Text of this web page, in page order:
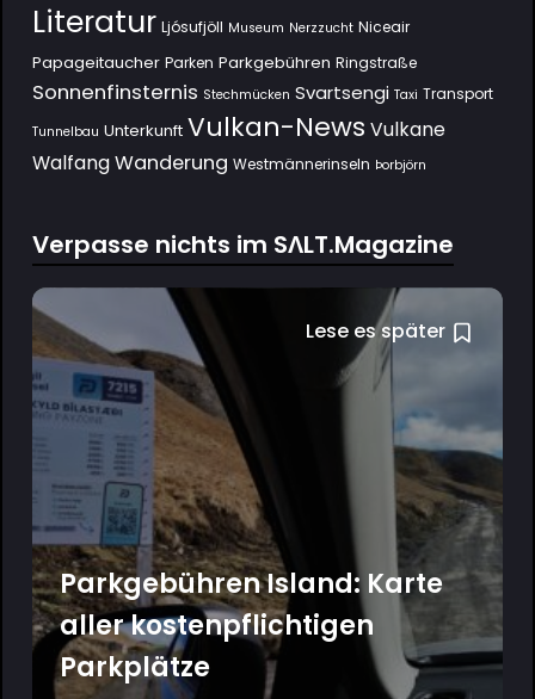
Literatur Ljósufjöll Museum Nerzzucht Niceair
Papageitaucher Parken Parkgebühren Ringstraße
Sonnenfinsternis Stechmücken Svartsengi Taxi Transport
Tunnelbau Unterkunft Vulkan-News Vulkane
Walfang Wanderung Westmännerinseln Þorbjörn
Verpasse nichts im SΛLT.Magazine
Lese es später
Parkgebühren Island: Karte
aller kostenpflichtigen
Parkplätze